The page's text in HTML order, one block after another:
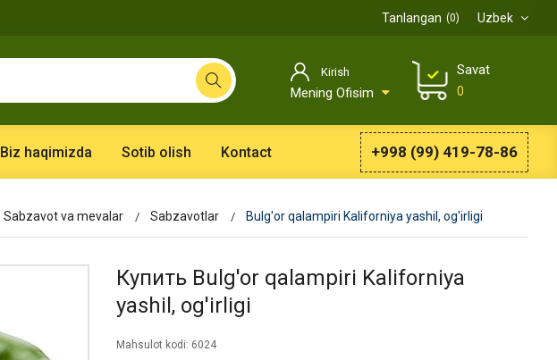
Uzbek
Tanlangan 0
Kirish
Mening Ofisim
Savat
0
Biz haqimizda Sotib olish Kontact +998 (99) 419-78-86
Sabzavot va mevalar Sabzavotlar Bulg'or qalampiri Kaliforniya yashil, og'irligi
Купить Bulg'or qalampiri Kaliforniya
yashil, og'irligi
Mahsulot kodi: 6024